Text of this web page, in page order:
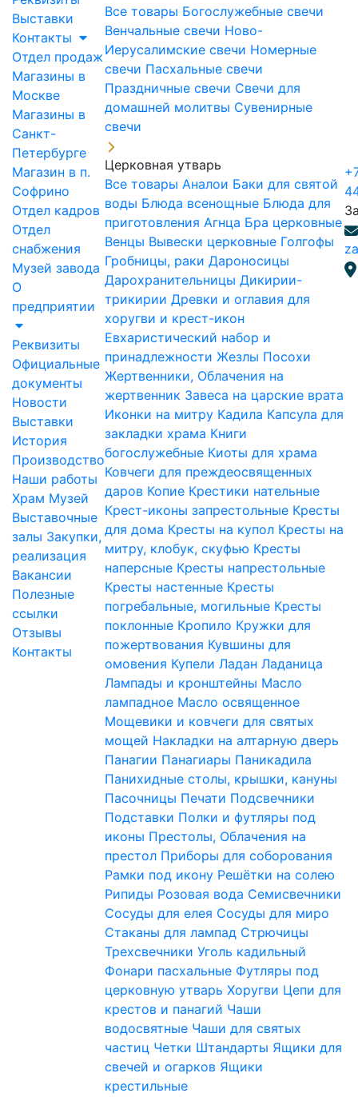
Выставки
Контакты
Отдел продаж
Магазины в
Москве
Магазины в
Санкт-
Петербурге
Магазин в п.
Софрино
Отдел кадров
Отдел
снабжения
Музей завода
О
предприятии
Реквизиты
Официальные
документы
Новости
Выставки
История
Производство
Наши работы
Храм Музей
Выставочные
залы Закупки,
реализация
Вакансии
Полезные
ссылки
Отзывы
Контакты
Все товары Богослужебные свечи
Венчальные свечи Ново-
Иерусалимские свечи Номерные
свечи Пасхальные свечи
Праздничные свечи Свечи для
домашней молитвы Сувенирные
свечи
Церковная утварь
Все товары Аналои Баки для святой
воды Блюда всенощные Блюда для
приготовления Агнца Бра церковные
Венцы Вывески церковные Голгофы
Гробницы, раки Дароносицы
Дарохранительницы Дикирии-
трикирии Древки и оглавия для
хоругви и крест-икон
Евхаристический набор и
принадлежности Жезлы Посохи
Жертвенники, Облачения на
жертвенник Завеса на царские врата
Иконки на митру Кадила Капсула для
закладки храма Книги
богослужебные Киоты для храма
Ковчеги для преждеосвященных
даров Копие Крестики нательные
Крест-иконы запрестольные Кресты
для дома Кресты на купол Кресты на
митру, клобук, скуфью Кресты
наперсные Кресты напрестольные
Кресты настенные Кресты
погребальные, могильные Кресты
поклонные Кропило Кружки для
пожертвования Кувшины для
омовения Купели Ладан Ладаница
Лампады и кронштейны Масло
лампадное Масло освященное
Мощевики и ковчеги для святых
мощей Накладки на алтарную дверь
Панагии Панагиары Паникадила
Панихидные столы, крышки, кануны
Пасочницы Печати Подсвечники
Подставки Полки и футляры под
иконы Престолы, Облачения на
престол Приборы для соборования
Рамки под икону Решётки на солею
Рипиды Розовая вода Семисвечники
Сосуды для елея Сосуды для миро
Стаканы для лампад Стрючицы
Трехсвечники Уголь кадильный
Фонари пасхальные Футляры под
церковную утварь Хоругви Цепи для
крестов и панагий Чаши
водосвятные Чаши для святых
частиц Четки Штандарты Ящики для
свечей и огарков Ящики
крестильные